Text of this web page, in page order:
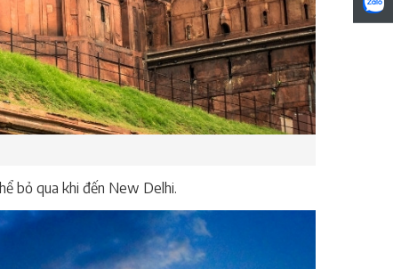
bỏ qua khi đến New Delhi.